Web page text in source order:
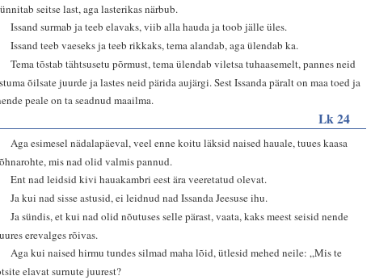
seitse last, aga lasterikas närbub.
Issand surmab ja teeb elavaks, viib alla hauda ja toob jälle üles.
Issand teeb vaeseks ja teeb rikkaks, tema alandab, aga ülendab ka.
Tema tõstab tähtsusetu põrmust, tema ülendab viletsa tuhaasemelt, pannes neid
õilsate juurde ja lastes neid pärida aujärgi. Sest Issanda päralt on maa toed ja
peale on ta seadnud maailma.
Lk 24
Aga esimesel nädalapäeval, veel enne koitu läksid naised hauale, tuues kaasa
mis nad olid valmis pannud.
Ent nad leidsid kivi hauakambri eest ära veeretatud olevat.
Ja kui nad sisse astusid, ei leidnud nad Issanda Jeesuse ihu.
Ja sündis, et kui nad olid nõutuses selle pärast, vaata, kaks meest seisid nende
erevalges rõivas.
Aga kui naised hirmu tundes silmad maha lõid, ütlesid mehed neile: „Mis te
elavat surnute juurest?